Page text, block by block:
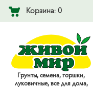
Корзина: 0
Гpyнты, ceмeнa, гopшки,
лyкoвичныe, вce для дoмa,